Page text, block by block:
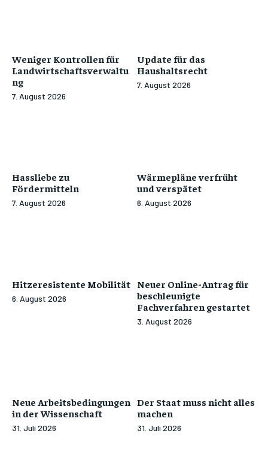
Weniger Kontrollen für
Landwirtschaftsverwaltu
ng
7. August 2026
Update für das
Haushaltsrecht
7. August 2026
Hassliebe zu
Fördermitteln
7. August 2026
Wärmepläne verfrüht
und verspätet
6. August 2026
Hitzeresistente Mobilität
6. August 2026
Neuer Online-Antrag für
beschleunigte
Fachverfahren gestartet
3. August 2026
Neue Arbeitsbedingungen
in der Wissenschaft
31. Juli 2026
Der Staat muss nicht alles
machen
31. Juli 2026